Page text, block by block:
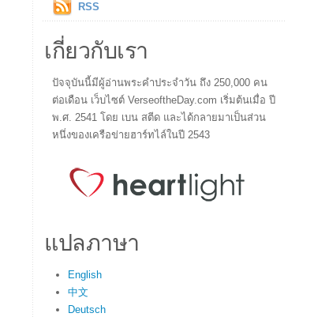
RSS
เกี่ยวกับเรา
ปัจจุบันนี้มีผู้อ่านพระคำประจำวัน ถึง 250,000 คน
ต่อเดือน เว็บไซต์ VerseoftheDay.com เริ่มต้นเมื่อ ปี
พ.ศ. 2541 โดย เบน สตีด และได้กลายมาเป็นส่วน
หนึ่งของเครือข่ายฮาร์ทไล์ในปี 2543
แปลภาษา
English
中文
Deutsch